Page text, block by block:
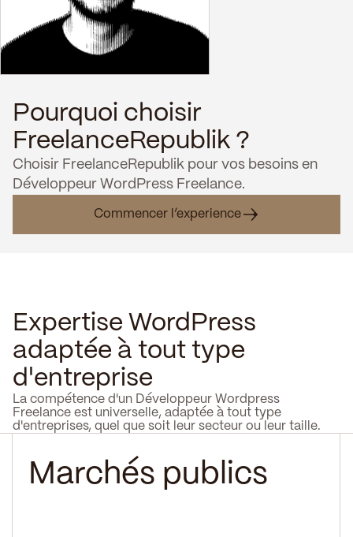
Pourquoi choisir
FreelanceRepublik ?
Choisir FreelanceRepublik pour vos besoins en
Développeur WordPress Freelance.
Commencer l’experience
Expertise WordPress
adaptée à tout type
d'entreprise
La compétence d'un Développeur Wordpress
Freelance est universelle, adaptée à tout type
d'entreprises, quel que soit leur secteur ou leur taille.
Marchés publics